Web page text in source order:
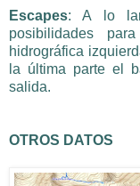
Escapes: A lo
posibilidades
hidrográfica
la última parte el
salida.
OTROS DATOS